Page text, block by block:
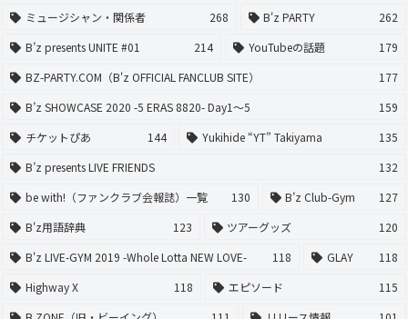
ミュージシャン・関係者
268 B'z PARTY
262
B’z presents UNITE #01
214 YouTubeの話題
179
BZ-PARTY.COM（B'z OFFICIAL FANCLUB SITE）
177
B’z SHOWCASE 2020 -5 ERAS 8820- Day1〜5
159
チケットぴあ
144 Yukihide “YT” Takiyama
135
B’z presents LIVE FRIENDS
132
be with!（ファンクラブ会報誌）一覧
130 B’z Club-Gym
127
B'z用語辞典
123 ツアーグッズ
120
B'z LIVE-GYM 2019 -Whole Lotta NEW LOVE-
118 GLAY
118
Highway X
118 エピソード
115